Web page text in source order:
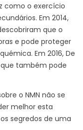
como o exercício
Em 2014,
que o
e pode proteger
Em 2016, De
também pode
o NMN não se
melhor esta
segredos de uma